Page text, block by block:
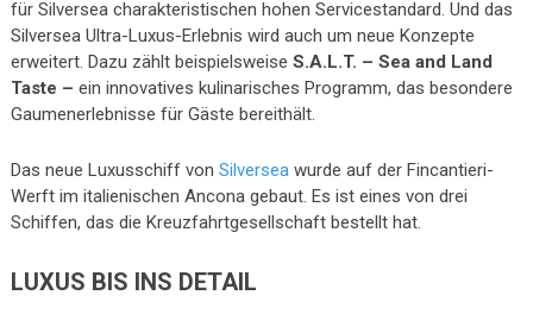
für Silversea charakteristischen hohen Servicestandard. Und das
Silversea Ultra-Luxus-Erlebnis wird auch um neue Konzepte
erweitert. Dazu zählt beispielsweise S.A.L.T. – Sea and Land
Taste – ein innovatives kulinarisches Programm, das besondere
Gaumenerlebnisse für Gäste bereithält.
Das neue Luxusschiff von Silverseawurde auf der Fincantieri-
Werft im italienischen Ancona gebaut. Es ist eines von drei
Schiffen, das die Kreuzfahrtgesellschaft bestellt hat.
LUXUS BIS INS DETAIL